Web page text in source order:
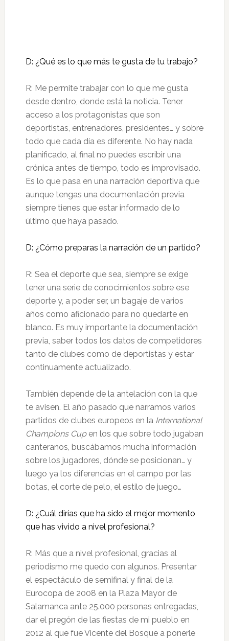
D: ¿Qué es lo que más te gusta de tu trabajo?
R: Me permite trabajar con lo que me gusta
desde dentro, donde está la noticia. Tener
acceso a los protagonistas que son
deportistas, entrenadores, presidentes… y sobre
todo que cada día es diferente. No hay nada
planificado, al final no puedes escribir una
crónica antes de tiempo, todo es improvisado.
Es lo que pasa en una narración deportiva que
aunque tengas una documentación previa
siempre tienes que estar informado de lo
último que haya pasado.
D: ¿Cómo preparas la narración de un partido?
R: Sea el deporte que sea, siempre se exige
tener una serie de conocimientos sobre ese
deporte y, a poder ser, un bagaje de varios
años como aficionado para no quedarte en
blanco. Es muy importante la documentación
previa, saber todos los datos de competidores
tanto de clubes como de deportistas y estar
continuamente actualizado.
También depende de la antelación con la que
te avisen. El año pasado que narramos varios
partidos de clubes europeos en la International
Champions Cupen los que sobre todo jugaban
canteranos, buscábamos mucha información
sobre los jugadores, dónde se posicionan… y
luego ya los diferencias en el campo por las
botas, el corte de pelo, el estilo de juego…
D: ¿Cuál dirías que ha sido el mejor momento
que has vivido a nivel profesional?
R: Más que a nivel profesional, gracias al
periodismo me quedo con algunos. Presentar
el espectáculo de semifinal y final de la
Eurocopa de 2008 en la Plaza Mayor de
Salamanca ante 25.000 personas entregadas,
dar el pregón de las fiestas de mi pueblo en
2012 al que fue Vicente del Bosque a ponerle